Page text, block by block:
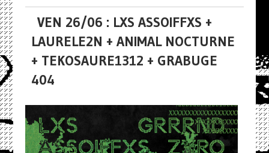
VEN 26/06 : LXS ASSOIFFXS +
LAURELE2N + ANIMAL NOCTURNE
+ TEKOSAURE1312 + GRABUGE
404